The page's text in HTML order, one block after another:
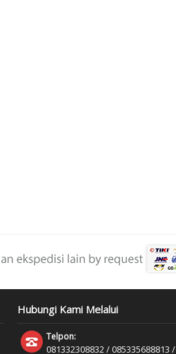
Hubungi Kami Melalui
Telpon:
081332308832 / 085335688813 /